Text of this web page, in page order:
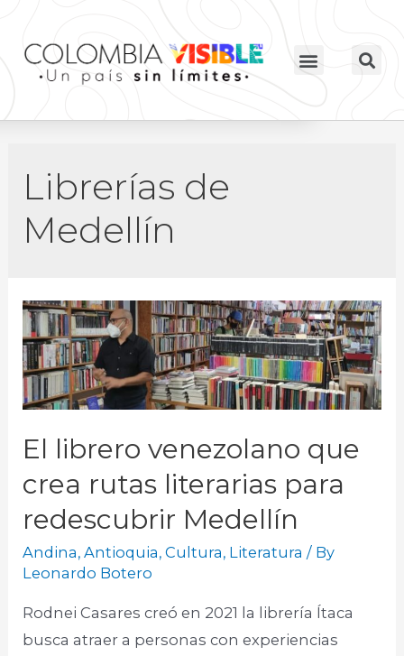
Librerías de
Medellín
El librero venezolano que
crea rutas literarias para
redescubrir Medellín
Andina,Antioquia,Cultura, Literatura / By
Leonardo Botero
Rodnei Casares creó en 2021 la librería Ítaca
busca atraer a personas con experiencias